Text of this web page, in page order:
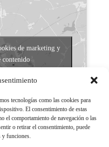
tecnologías como las cookies para
El consentimiento de estas
el comportamiento de navegación o las
o retirar el consentimiento, puede
y funciones.
de marketing y
contenido